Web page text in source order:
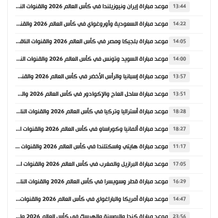
13:44 موعد مباراة إيران ونيوزيلندا في كأس العالم 2026 والقنوات الناقلة
14:22 موعد مباراة السعودية وأوروغواي في كأس العالم 2026 والقنوات الناقلة
14:05 موعد مباراة بلجيكا ومصر في كأس العالم 2026 والقنوات الناقلة
14:00 موعد مباراة السويد وتونس في كأس العالم 2026 والقنوات الناقلة
13:57 موعد مباراة إسبانيا والرأس الأخضر في كأس العالم 2026 والقنوات الناقلة
13:51 موعد مباراة ساحل العاج والإكوادور في كأس العالم 2026 والقنوات الناقلة
18:28 موعد مباراة أستراليا وتركيا في كأس العالم 2026 والقنوات الناقلة
18:27 موعد مباراة ألمانيا وكوراساو في كأس العالم 2026 والقنوات الناقلة
11:17 موعد مباراة هايتي واسكتلندا في كأس العالم 2026 والقنوات الناقلة
17:05 موعد مباراة البرازيل والمغرب في كأس العالم 2026 والقنوات الناقلة
16:29 موعد مباراة قطر وسويسرا في كأس العالم 2026 والقنوات الناقلة
14:47 موعد مباراة أمريكا والباراغواي في كأس العالم 2026 والقنوات الناقلة